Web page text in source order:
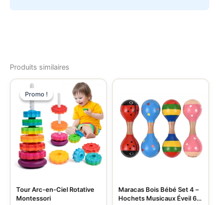
Produits similaires
Promo !
Promo !
Tour Arc-en-Ciel Rotative
Montessori
Maracas Bois Bébé Set 4 –
Hochets Musicaux Éveil 6+